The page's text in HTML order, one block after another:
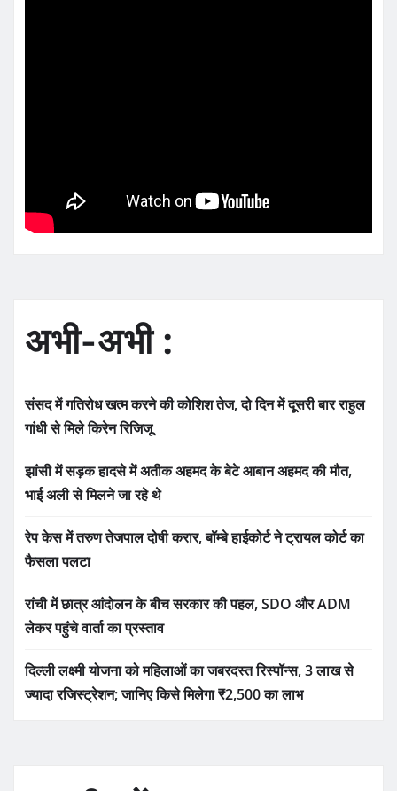
अभी-अभी :
संसद में गतिरोध खत्म करने की कोशिश तेज, दो दिन में दूसरी बार राहुल
गांधी से मिले किरेन रिजिजू
झांसी में सड़क हादसे में अतीक अहमद के बेटे आबान अहमद की मौत,
भाई अली से मिलने जा रहे थे
रेप केस में तरुण तेजपाल दोषी करार, बॉम्बे हाईकोर्ट ने ट्रायल कोर्ट का
फैसला पलटा
रांची में छात्र आंदोलन के बीच सरकार की पहल, SDO और ADM
लेकर पहुंचे वार्ता का प्रस्ताव
दिल्ली लक्ष्मी योजना को महिलाओं का जबरदस्त रिस्पॉन्स, 3 लाख से
ज्यादा रजिस्ट्रेशन; जानिए किसे मिलेगा ₹2,500 का लाभ